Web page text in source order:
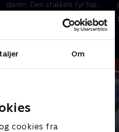
Om
cookies fra
døren. Den stakkels fyr har
25. august 1999 • 14 min